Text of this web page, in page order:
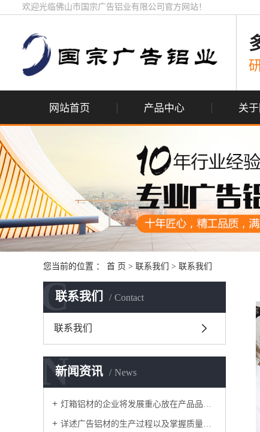
欢迎光临佛山市国宗广告铝业有限公司官方网站！
网站首页 产品中心 关
您当前的位置 ： 首 页 > 联系我们 > 联系我们
联系我们 Contact
C
联系我们
新闻资讯 News
N
灯箱铝材的企业将发展重心放在产品品质与品牌上！
详述广告铝材的生产过程以及掌握质量控制